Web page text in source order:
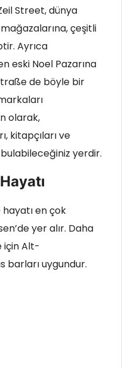
Street, dünya
çeşitli
Ayrıca
eski Noel Pazarına
de böyle bir
olarak,
kitapçıları ve
yerdir.
en çok
yer alır. Daha
için Alt-
barları uygundur.